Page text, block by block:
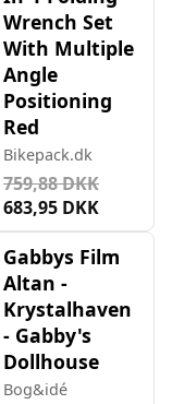
Wrench Set
With Multiple
Angle
Positioning
Red
Bikepack.dk
759,88 DKK
683,95 DKK
Gabbys Film
Altan -
Krystalhaven
- Gabby's
Dollhouse
Bog&idé